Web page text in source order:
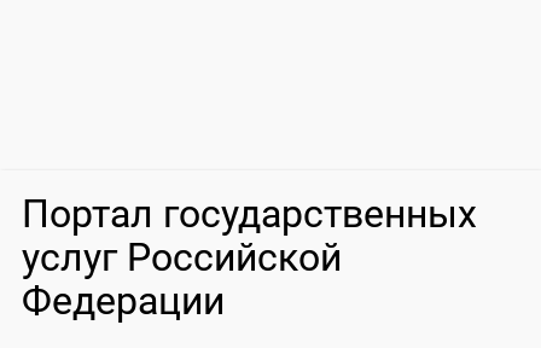
Портал государственных
услуг Российской
Федерации